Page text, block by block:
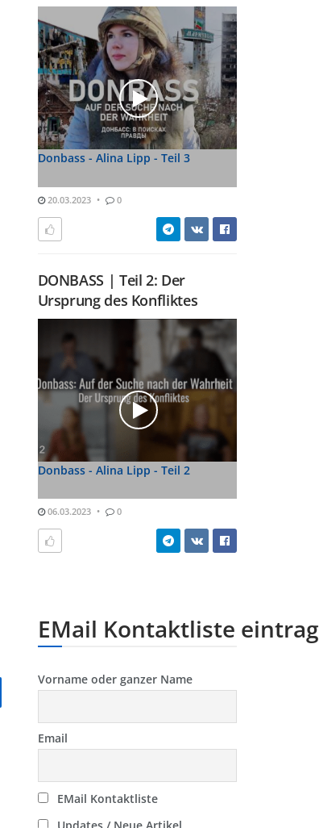
Donbass - Alina Lipp - Teil 3
20.03.2023 0
DONBASS | Teil 2: Der
Ursprung des Konfliktes
Donbass - Alina Lipp - Teil 2
06.03.2023 0
EMail Kontaktliste
Vorname oder ganzer Name
Email
EMail Kontaktliste